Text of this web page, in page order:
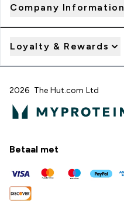
Company Information
Loyalty & Rewards
2026 The Hut.com Ltd
Betaal met